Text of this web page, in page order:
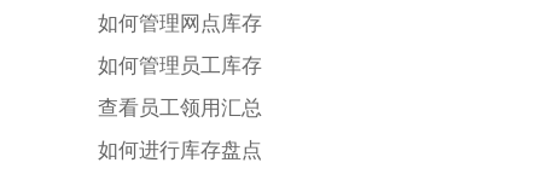
如何管理网点库存
如何管理员工库存
查看员工领用汇总
如何进行库存盘点